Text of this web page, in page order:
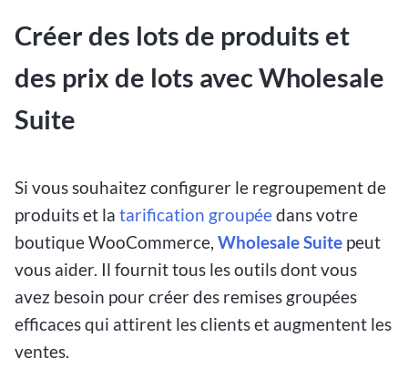
Créer des lots de produits et
des prix de lots avec Wholesale
Suite
Si vous souhaitez configurer le regroupement de
produits et la tarification groupéedans votre
boutique WooCommerce, Wholesale Suite peut
vous aider. Il fournit tous les outils dont vous
avez besoin pour créer des remises groupées
efficaces qui attirent les clients et augmentent les
ventes.